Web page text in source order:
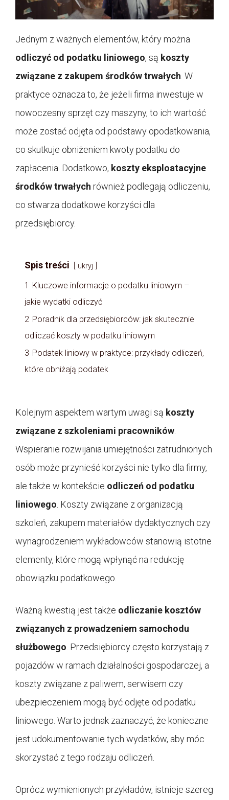
Jednym z ważnych elementów, który można
odliczyć od podatku liniowego, są koszty
związane z zakupem środków trwałych. W
praktyce oznacza to, że jeżeli firma inwestuje w
nowoczesny sprzęt czy maszyny, to ich wartość
może zostać odjęta od podstawy opodatkowania,
co skutkuje obniżeniem kwoty podatku do
zapłacenia. Dodatkowo, koszty eksploatacyjne
środków trwałych również podlegają odliczeniu,
co stwarza dodatkowe korzyści dla
przedsiębiorcy.
Spis treści ukryj
1
Kluczowe informacje o podatku liniowym –
jakie wydatki odliczyć
2 Poradnik dla przedsiębiorców: jak skutecznie
odliczać koszty w podatku liniowym
3 Podatek liniowy w praktyce: przykłady odliczeń,
które obniżają podatek
Kolejnym aspektem wartym uwagi są koszty
związane z szkoleniami pracowników.
Wspieranie rozwijania umiejętności zatrudnionych
osób może przynieść korzyści nie tylko dla firmy,
ale także w kontekście odliczeń od podatku
liniowego. Koszty związane z organizacją
szkoleń, zakupem materiałów dydaktycznych czy
wynagrodzeniem wykładowców stanowią istotne
elementy, które mogą wpłynąć na redukcję
obowiązku podatkowego.
Ważną kwestią jest także odliczanie kosztów
związanych z prowadzeniem samochodu
służbowego. Przedsiębiorcy często korzystają z
pojazdów w ramach działalności gospodarczej, a
koszty związane z paliwem, serwisem czy
ubezpieczeniem mogą być odjęte od podatku
liniowego. Warto jednak zaznaczyć, że konieczne
jest udokumentowanie tych wydatków, aby móc
skorzystać z tego rodzaju odliczeń.
Oprócz wymienionych przykładów, istnieje szereg